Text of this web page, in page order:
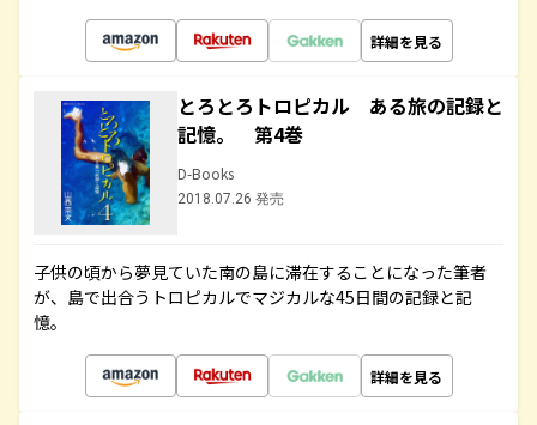
詳細を見る
とろとろトロピカル ある旅の記録と
記憶。 第4巻
D-Books
2018.07.26 発売
子供の頃から夢見ていた南の島に滞在することになった筆者
が、島で出合うトロピカルでマジカルな45日間の記録と記
憶。
詳細を見る